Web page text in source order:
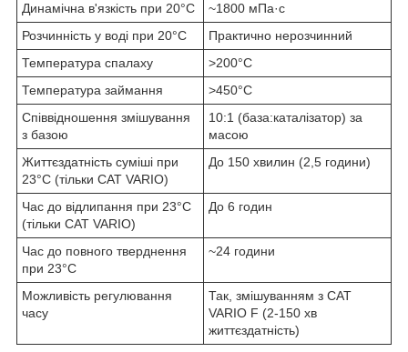
Динамічна в'язкість при 20°C
~1800 мПа·с
Розчинність у воді при 20°C
Практично нерозчинний
Температура спалаху
>200°C
Температура займання
>450°C
Співвідношення змішування
з базою
10:1 (база:каталізатор) за
масою
Життєздатність суміші при
23°C (тільки CAT VARIO)
До 150 хвилин (2,5 години)
Час до відлипання при 23°C
(тільки CAT VARIO)
До 6 годин
Час до повного тверднення
при 23°C
~24 години
Можливість регулювання
часу
Так, змішуванням з CAT
VARIO F (2-150 хв
життєздатність)